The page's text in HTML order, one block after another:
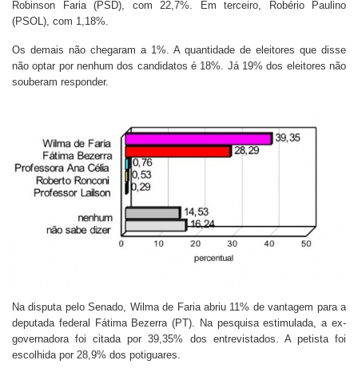
Robinson Faria (PSD), com 22,7%. Em terceiro, Robério Paulino
(PSOL), com 1,18%.
Os demais não chegaram a 1%. A quantidade de eleitores que disse
não optar por nenhum dos candidatos é 18%. Já 19% dos eleitores não
souberam responder.
Na disputa pelo Senado, Wilma de Faria abriu 11% de vantagem para a
deputada federal Fátima Bezerra (PT). Na pesquisa estimulada, a ex-
governadora foi citada por 39,35% dos entrevistados. A petista foi
escolhida por 28,9% dos potiguares.